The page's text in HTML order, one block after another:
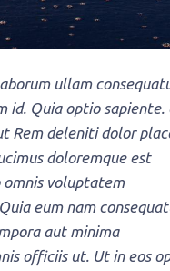
ullam
id. Quia optio sapiente.
Rem deleniti dolor
doloremque est
omnis voluptatem
eum nam
aut minima
officiis ut. Ut in eos